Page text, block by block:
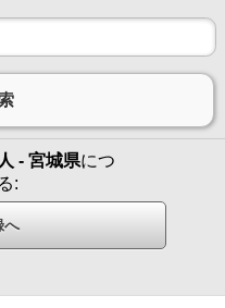
- 宮城県につ
: